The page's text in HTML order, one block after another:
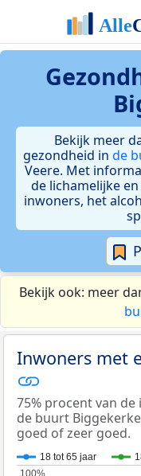
Bekijk meer
gezondheid in de
Veere. Met
de lichamelijke
inwoners, het
Bekijk ook: meer
Inwoners met
75% procent van
de buurt
goed of zeer goed.
18 tot 65 jaar
100%
100%